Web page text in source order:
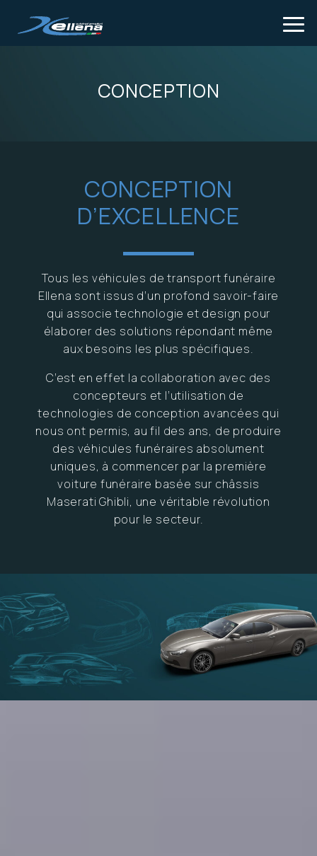
CONCEPTION
CONCEPTION
D’EXCELLENCE
Tous les véhicules de transport funéraire
Ellena sont issus d’un profond savoir-faire
qui associe technologie et design pour
élaborer des solutions répondant même
aux besoins les plus spécifiques.
C’est en effet la collaboration avec des
concepteurs et l’utilisation de
technologies de conception avancées qui
nous ont permis, au fil des ans, de produire
des véhicules funéraires absolument
uniques, à commencer par la première
voiture funéraire basée sur châssis
Maserati Ghibli, une véritable révolution
pour le secteur.